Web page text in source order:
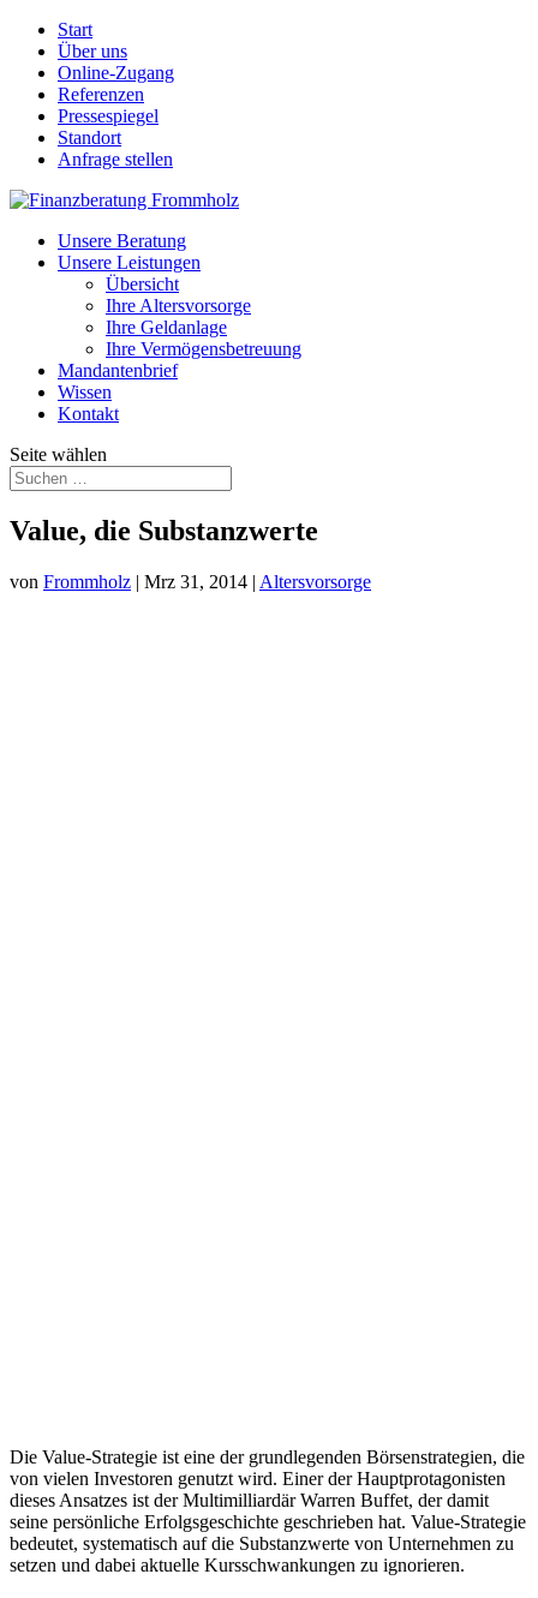
Start
Über uns
Online-Zugang
Referenzen
Pressespiegel
Standort
Anfrage stellen
Unsere Beratung
Unsere Leistungen
Übersicht
Ihre Altersvorsorge
Ihre Geldanlage
Ihre Vermögensbetreuung
Mandantenbrief
Wissen
Kontakt
Seite wählen
Value, die Substanzwerte
von Frommholz | Mrz 31, 2014 | Altersvorsorge
Die Value-Strategie ist eine der grundlegenden Börsenstrategien, die
von vielen Investoren genutzt wird. Einer der Hauptprotagonisten
dieses Ansatzes ist der Multimilliardär Warren Buffet, der damit
seine persönliche Erfolgsgeschichte geschrieben hat. Value-Strategie
bedeutet, systematisch auf die Substanzwerte von Unternehmen zu
setzen und dabei aktuelle Kursschwankungen zu ignorieren.